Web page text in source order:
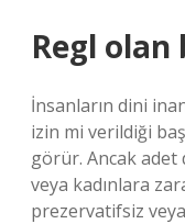
Regl
İnsanların dini
izin mi verildiği
görür. Ancak
veya kadınlara
prezervatifsiz